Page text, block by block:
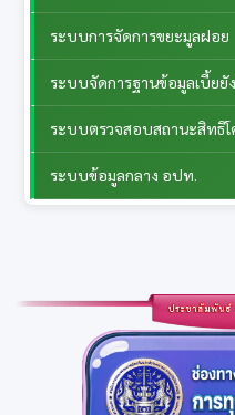
ระบบการจัดการขยะมูลฝอย
ระบบจัดการฐานข้อมูลเบี้ยยั
ระบบตรวจสอบสถานะสิทธิโ
ระบบข้อมูลกลาง อปท.